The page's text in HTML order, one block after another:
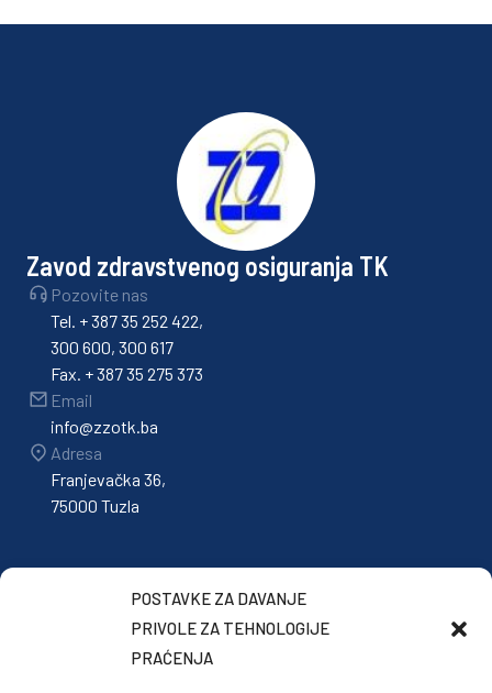
POSTAVKE ZA DAVANJE
PRIVOLE ZA TEHNOLOGIJE
PRAĆENJA
Zavod zdravstvenog osiguranja TK
Pozovite nas
Tel. + 387 35 252 422,
300 600, 300 617
Fax. + 387 35 275 373
Email
info@zzotk.ba
Adresa
Franjevačka 36,
75000 Tuzla